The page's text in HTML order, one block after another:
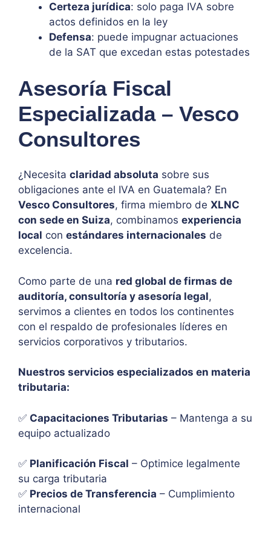
Certeza jurídica: solo paga IVA sobre
actos definidos en la ley
Defensa: puede impugnar actuaciones
de la SAT que excedan estas potestades
Asesoría Fiscal
Especializada – Vesco
Consultores
¿Necesita claridad absoluta sobre sus
obligaciones ante el IVA en Guatemala? En
Vesco Consultores, firma miembro de XLNC
con sede en Suiza, combinamos experiencia
local con estándares internacionales de
excelencia.
Como parte de una red global de firmas de
auditoría, consultoría y asesoría legal,
servimos a clientes en todos los continentes
con el respaldo de profesionales líderes en
servicios corporativos y tributarios.
Nuestros servicios especializados en materia
tributaria:
✅ Capacitaciones Tributarias – Mantenga a su
equipo actualizado
✅ Planificación Fiscal – Optimice legalmente
su carga tributaria
✅ Precios de Transferencia – Cumplimiento
internacional